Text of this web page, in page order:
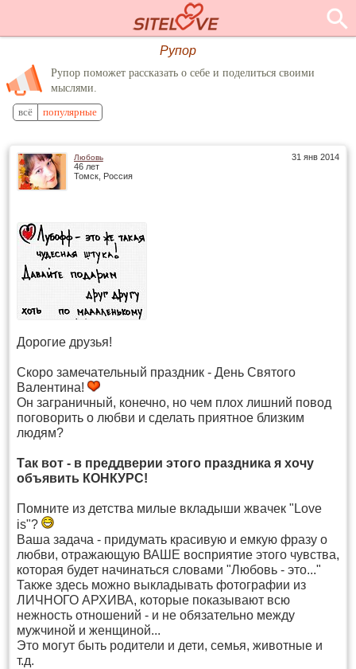
Рупор
Рупор поможет рассказать о себе и поделиться своими
мыслями.
всё популярные
31 янв 2014
Любовь
46 лет
Томск, Россия
Дорогие друзья!
Скоро замечательный праздник - День Святого
Валентина!
Он заграничный, конечно, но чем плох лишний повод
поговорить о любви и сделать приятное близким
людям?
Так вот - в преддверии этого праздника я хочу
объявить КОНКУРС!
Помните из детства милые вкладыши жвачек "Love
is"?
Ваша задача - придумать красивую и емкую фразу о
любви, отражающую ВАШЕ восприятие этого чувства,
которая будет начинаться словами "Любовь - это..."
Также здесь можно выкладывать фотографии из
ЛИЧНОГО АРХИВА, которые показывают всю
нежность отношений - и не обязательно между
мужчиной и женщиной...
Это могут быть родители и дети, семья, животные и
т.д.